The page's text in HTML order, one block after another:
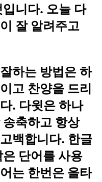
니다. 오늘 다
잘 알려주고
하는 방법은 하
고 찬양을 드리
. 다윗은 하나
송축하고 항상
백합니다. 한글
단어를 사용
는 한번은 올타